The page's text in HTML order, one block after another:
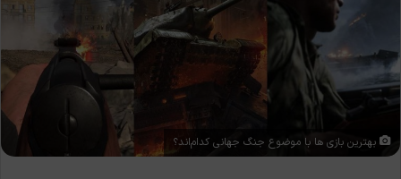
بهترین بازی ها با موضوع جنگ جهانی کدام‌اند؟